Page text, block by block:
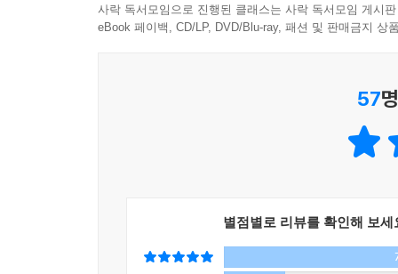
사락 독서모임으로 진행된 클래스는 사락 독서모임 게시
eBook 페이백, CD/LP, DVD/Blu-ray, 패션 및 판매금지 상
57
별점별로 리뷰를 확인해 보세